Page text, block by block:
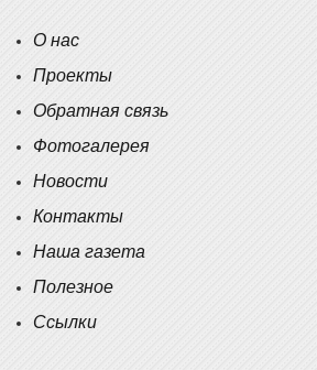
О нас
Проекты
Обратная связь
Фотогалерея
Новости
Контакты
Наша газета
Полезное
Ссылки